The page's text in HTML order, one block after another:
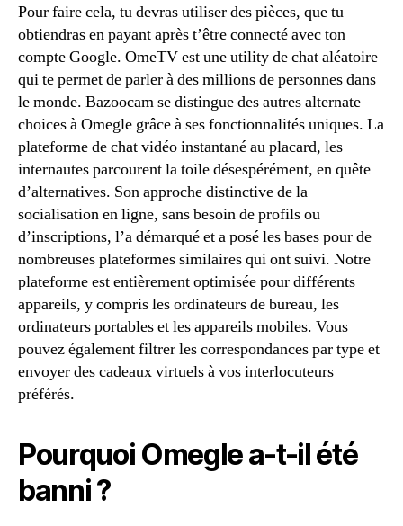
Pour faire cela, tu devras utiliser des pièces, que tu
obtiendras en payant après t’être connecté avec ton
compte Google. OmeTV est une utility de chat aléatoire
qui te permet de parler à des millions de personnes dans
le monde. Bazoocam se distingue des autres alternate
choices à Omegle grâce à ses fonctionnalités uniques. La
plateforme de chat vidéo instantané au placard, les
internautes parcourent la toile désespérément, en quête
d’alternatives. Son approche distinctive de la
socialisation en ligne, sans besoin de profils ou
d’inscriptions, l’a démarqué et a posé les bases pour de
nombreuses plateformes similaires qui ont suivi. Notre
plateforme est entièrement optimisée pour différents
appareils, y compris les ordinateurs de bureau, les
ordinateurs portables et les appareils mobiles. Vous
pouvez également filtrer les correspondances par type et
envoyer des cadeaux virtuels à vos interlocuteurs
préférés.
Pourquoi Omegle a-t-il été
banni ?